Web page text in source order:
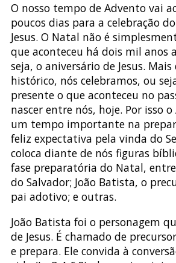
O nosso tempo de Advento vai
poucos dias para a celebração
Jesus. O Natal não é
que aconteceu há dois mil anos
seja, o aniversário de Jesus.
histórico, nós celebramos, ou
presente o que aconteceu no
nascer entre nós, hoje. Por isso
um tempo importante na
feliz expectativa pela vinda do
coloca diante de nós figuras
fase preparatória do Natal,
do Salvador; João Batista, o
pai adotivo; e outras.
João Batista foi o personagem
de Jesus. É chamado de
e prepara. Ele convida à